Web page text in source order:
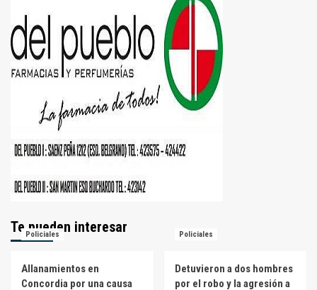
Te pueden interesar
Policiales
Allanamientos en
Concordia por una causa
Policiales
Detuvieron a dos hombres
por el robo y la agresión a